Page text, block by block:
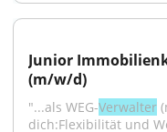
Junior
(m/w/d)
"...als WEG-Verwalter
dich:Flexibilität und